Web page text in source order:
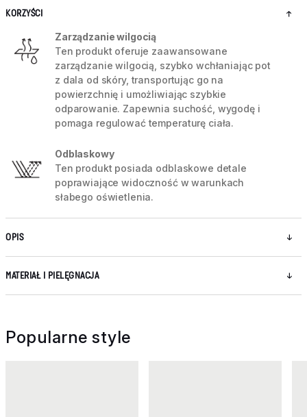
KORZYŚCI
Zarządzanie wilgocią
Ten produkt oferuje zaawansowane
zarządzanie wilgocią, szybko wchłaniając pot
z dala od skóry, transportując go na
powierzchnię i umożliwiając szybkie
odparowanie. Zapewnia suchość, wygodę i
pomaga regulować temperaturę ciała.
Odblaskowy
Ten produkt posiada odblaskowe detale
poprawiające widoczność w warunkach
słabego oświetlenia.
OPIS
MATERIAŁ I PIELĘGNACJA
Popularne style